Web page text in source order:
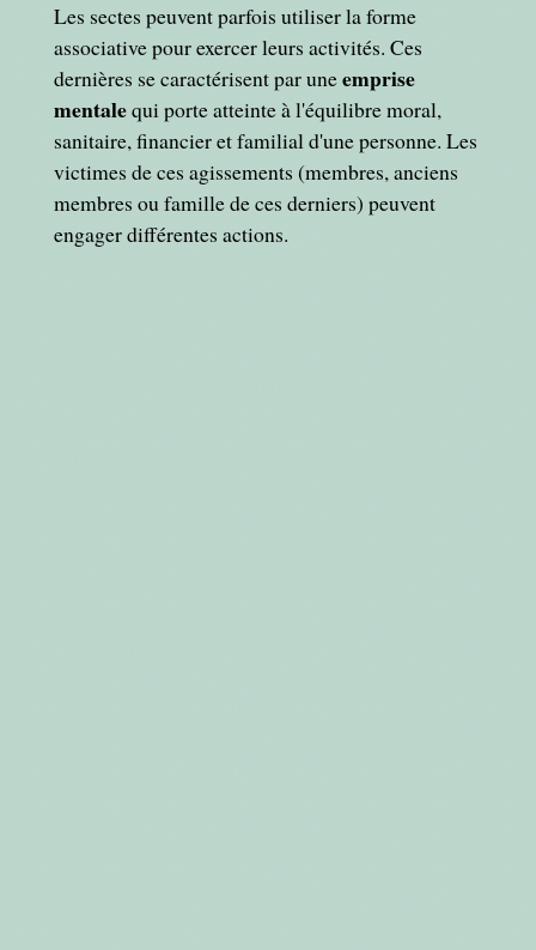
Les sectes peuvent parfois utiliser la forme
associative pour exercer leurs activités. Ces
dernières se caractérisent par uneemprise
mentalequi porte atteinte à l'équilibre moral,
sanitaire, financier et familial d'une personne. Les
victimes de ces agissements (membres, anciens
membres ou famille de ces derniers) peuvent
engager différentes actions.